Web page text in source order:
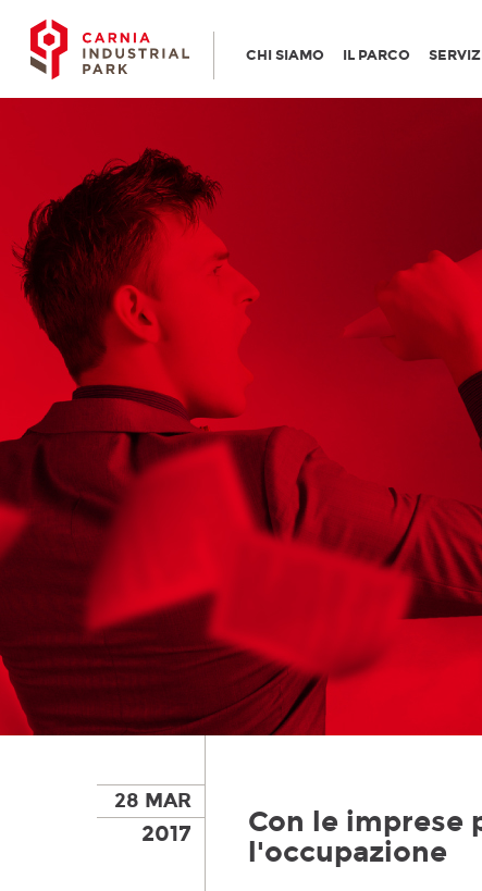
CHI SIAMO IL PARCO
28 MAR
2017
Con le imprese
l'occupazione